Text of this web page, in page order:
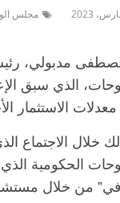
مجلس
مدبولي،
الذي سبق
معدلات الاستثمار
خلال الاجتماع
الحكومية
من خلال مستشار
للحرية (بروفايل)
اقتصادي
على أبواب